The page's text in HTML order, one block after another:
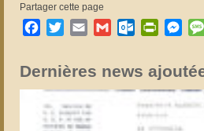
Partager cette page
Facebook
TwitterEmail GmailOutlook.com
Dernières news